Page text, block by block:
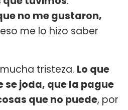
no me gustaron,
me lo hizo saber
tristeza. Lo que
se joda, que la pague
que no puede, por